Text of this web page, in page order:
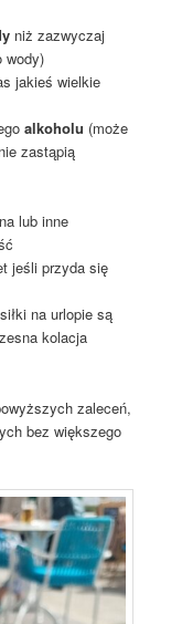
niż zazwyczaj
wody)
jakieś wielkie
alkoholu (może
zastąpią
lub inne
jeśli przyda się
na urlopie są
kolacja
zaleceń,
bez większego